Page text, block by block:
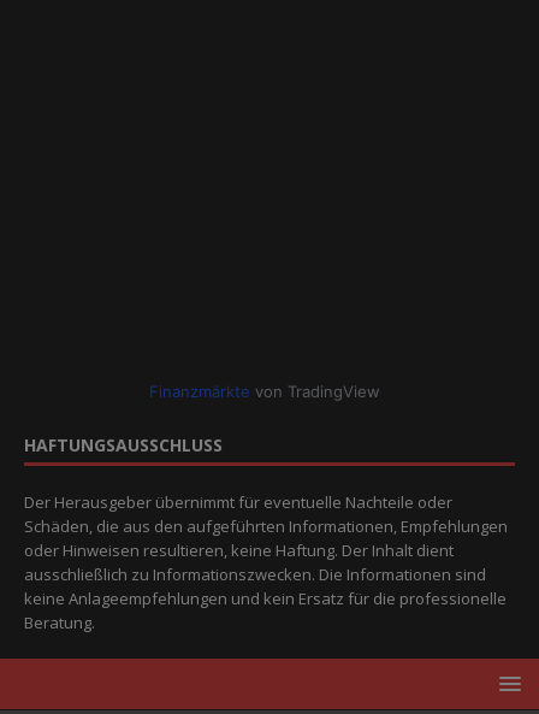
Finanzmärkte von TradingView
HAFTUNGSAUSSCHLUSS
Der Herausgeber übernimmt für eventuelle Nachteile oder
Schäden, die aus den aufgeführten Informationen, Empfehlungen
oder Hinweisen resultieren, keine Haftung. Der Inhalt dient
ausschließlich zu Informationszwecken. Die Informationen sind
keine Anlageempfehlungen und kein Ersatz für die professionelle
Beratung.